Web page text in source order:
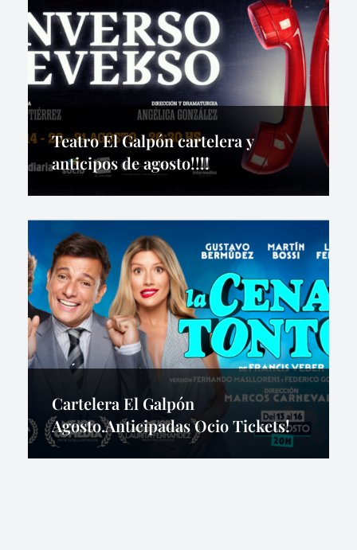
Teatro El Galpón cartelera y
anticipos de agosto!!!!
Cartelera El Galpón
Agosto.Anticipadas Ocio Tickets!